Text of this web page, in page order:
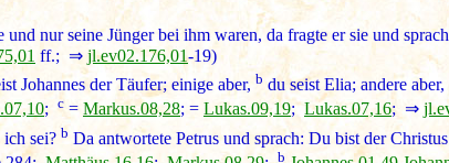
nur seine Jünger bei ihm waren, da fragte er sie und
ff.; ⇒ jl.ev02.176,01-19)
Johannes der Täufer; einige aber,b du seist Elia; andere
; c =Markus.08,28; = Lukas.09,19;Lukas.07,16; ⇒
ich sei? b Da antwortete Petrus und sprach: Du bist der
b